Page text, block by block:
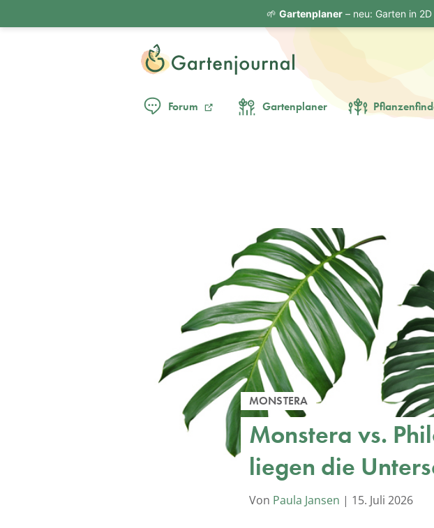
Forum Gartenplaner
MONSTERA
Monstera vs.
liegen die
Von Paula Jansen | 15. Juli 2026
🌱 Gartenplaner– neu: Garten in